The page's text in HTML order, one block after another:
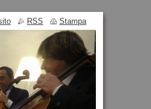
RSS Stampa